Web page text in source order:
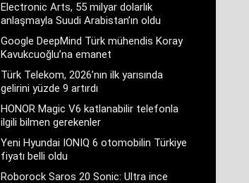
Electronic Arts, 55 milyar dolarlık
anlaşmayla Suudi Arabistan’ın oldu
Google DeepMind Türk mühendis Koray
Kavukcuoğlu’na emanet
Türk Telekom, 2026’nın ilk yarısında
gelirini yüzde 9 artırdı
HONOR Magic V6 katlanabilir telefonla
ilgili bilmen gerekenler
Yeni Hyundai IONIQ 6 otomobilin Türkiye
fiyatı belli oldu
Roborock Saros 20 Sonic: Ultra ince